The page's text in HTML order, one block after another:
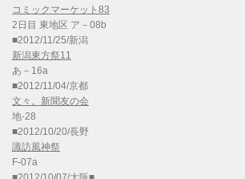
コミックマーケット83
2日目 東地区 ア－08b
■2012/11/25/新潟
新潟東方祭11
あ－16a
■2012/11/04/京都
文々。新聞友の会
地-28
■2012/10/20/長野
諏訪風神祭
F-07a